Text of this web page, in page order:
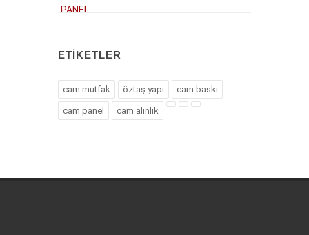
ETIKETLER
cam mutfak öztaş yapı cam baskı
cam panel cam alınlık